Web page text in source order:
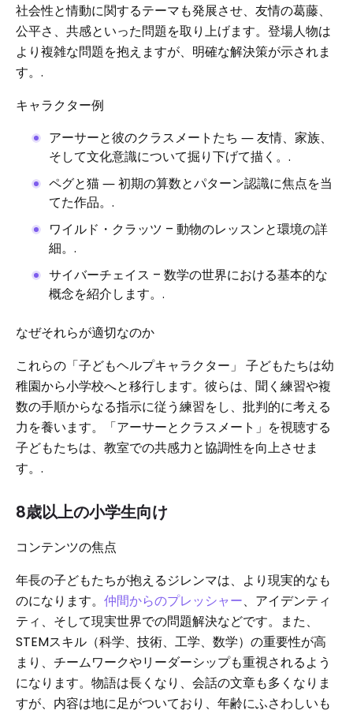
社会性と情動に関するテーマも発展させ、友情の葛藤、
公平さ、共感といった問題を取り上げます。登場人物は
より複雑な問題を抱えますが、明確な解決策が示されま
す。.
キャラクター例
アーサーと彼のクラスメートたち ― 友情、家族、
そして文化意識について掘り下げて描く。.
ペグと猫 ― 初期の算数とパターン認識に焦点を当
てた作品。.
ワイルド・クラッツ – 動物のレッスンと環境の詳
細。.
サイバーチェイス – 数学の世界における基本的な
概念を紹介します。.
なぜそれらが適切なのか
これらの「子どもヘルプキャラクター」 子どもたちは幼
稚園から小学校へと移行します。彼らは、聞く練習や複
数の手順からなる指示に従う練習をし、批判的に考える
力を養います。「アーサーとクラスメート」を視聴する
子どもたちは、教室での共感力と協調性を向上させま
す。.
8歳以上の小学生向け
コンテンツの焦点
年長の子どもたちが抱えるジレンマは、より現実的なも
のになります。 仲間からのプレッシャー、アイデンティ
ティ、そして現実世界での問題解決などです。また、
STEMスキル（科学、技術、工学、数学）の重要性が高
まり、チームワークやリーダーシップも重視されるよう
になります。物語は長くなり、会話の文章も多くなりま
すが、内容は地に足がついており、年齢にふさわしいも